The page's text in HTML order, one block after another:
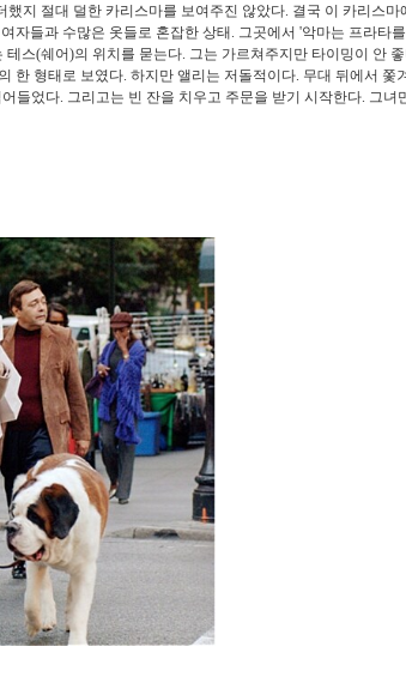
지 절대 덜한 카리스마를 보여주진 않았다. 결국 이 카리스마
자들과 수많은 옷들로 혼잡한 상태. 그곳에서 '악마는 프라타
스(쉐어)의 위치를 묻는다. 그는 가르쳐주지만 타이밍이 안 좋
한 형태로 보였다. 하지만 앨리는 저돌적이다. 무대 뒤에서 쫓
들었다. 그리고는 빈 잔을 치우고 주문을 받기 시작한다. 그녀